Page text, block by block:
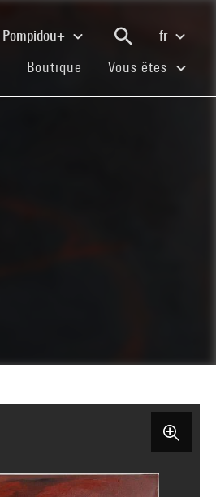
Pompidou+
fr
(current)
Boutique (current)
Vous êtes